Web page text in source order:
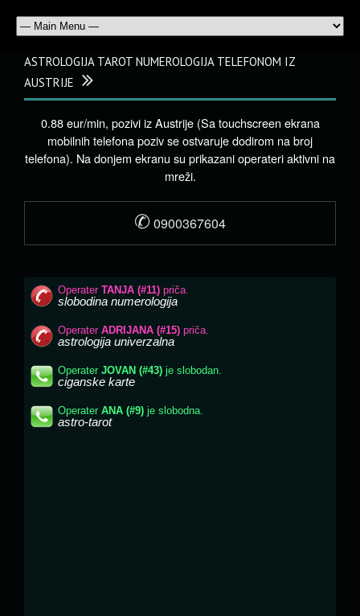
ASTROLOGIJA TAROT NUMEROLOGIJA TELEFONOM IZ
AUSTRIJE
0.88 eur/min, pozivi iz Austrije (Sa touchscreen ekrana
mobilnih telefona poziv se ostvaruje dodirom na broj
telefona). Na donjem ekranu su prikazani operateri aktivni na
mreži.
✆ 0900367604